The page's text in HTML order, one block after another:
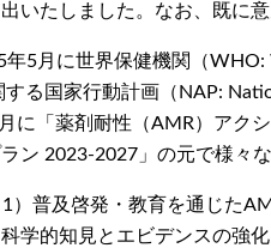
いたしました。なお、既に
年5月に世界保健機関（
する国家行動計画（NAP:
に「薬剤耐性（AMR）アク
ン 2023-2027」の元で様々
）普及啓発・教育を通じた
学的知見とエビデンスの強